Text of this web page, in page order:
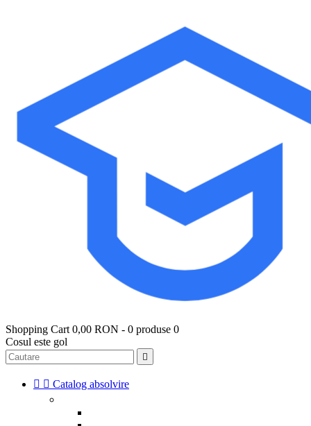
Shopping Cart 0,00 RON - 0 produse 0
Cosul este gol

  Catalog absolvire